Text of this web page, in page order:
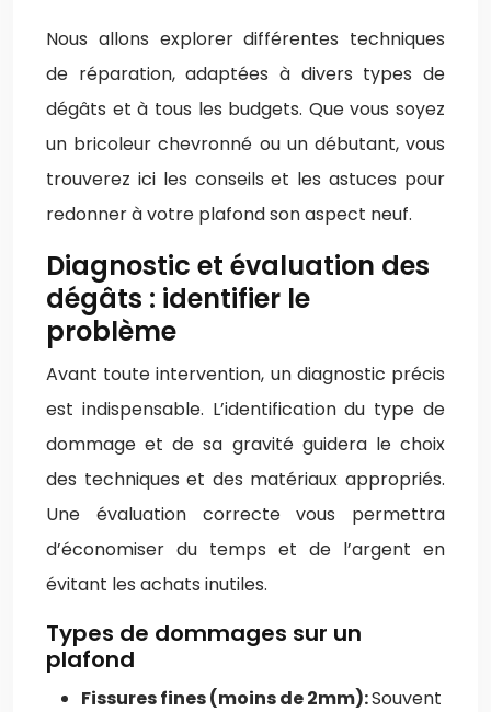
Nous allons explorer différentes techniques
de réparation, adaptées à divers types de
dégâts et à tous les budgets. Que vous soyez
un bricoleur chevronné ou un débutant, vous
trouverez ici les conseils et les astuces pour
redonner à votre plafond son aspect neuf.
Diagnostic et évaluation des
dégâts : identifier le
problème
Avant toute intervention, un diagnostic précis
est indispensable. L’identification du type de
dommage et de sa gravité guidera le choix
des techniques et des matériaux appropriés.
Une évaluation correcte vous permettra
d’économiser du temps et de l’argent en
évitant les achats inutiles.
Types de dommages sur un
plafond
Fissures fines (moins de 2mm):Souvent